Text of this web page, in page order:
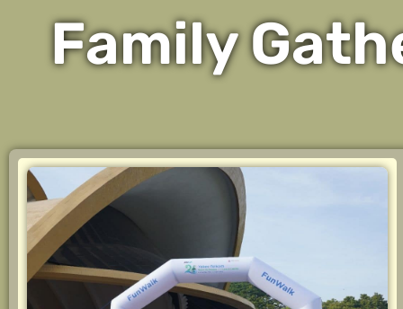
Family